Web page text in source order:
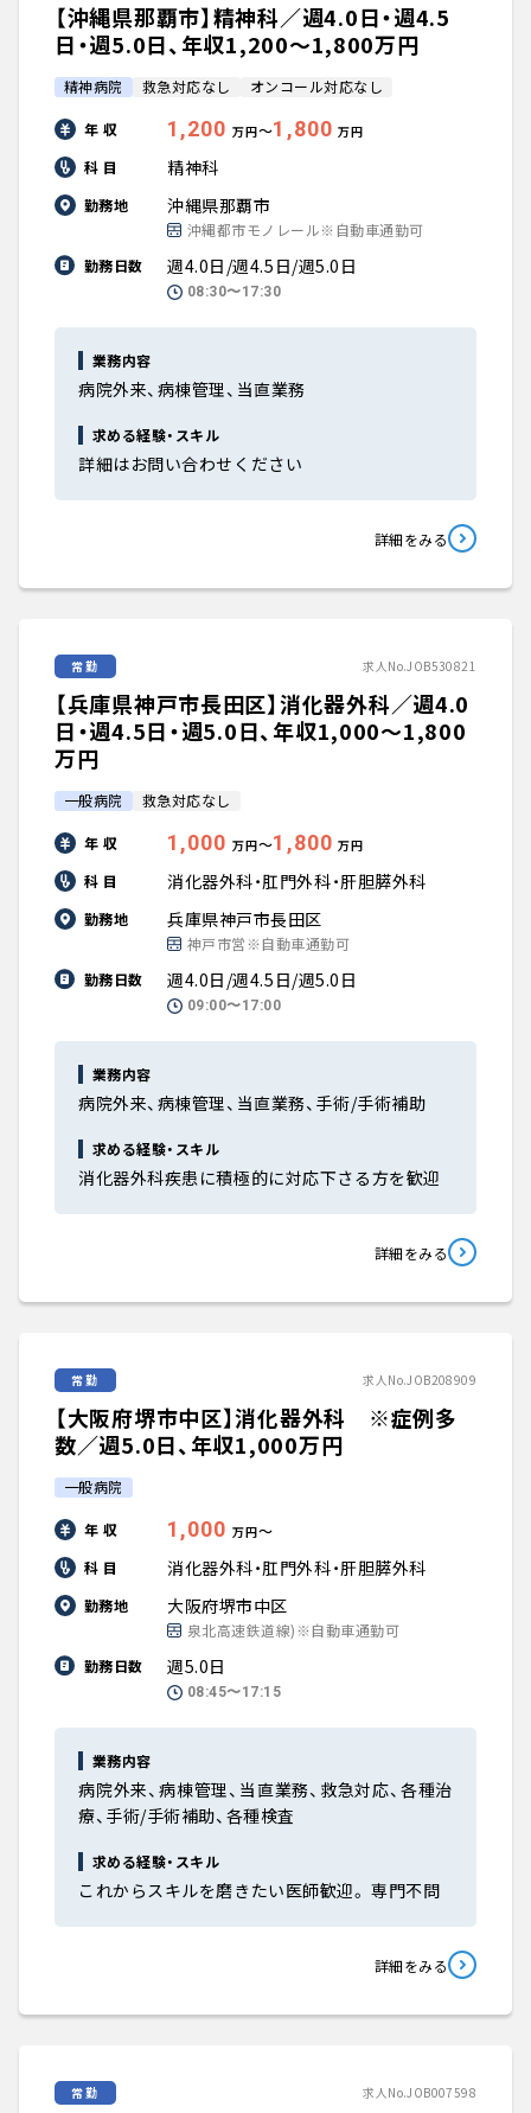
【沖縄県那覇市】精神科／週4.0日・週4.5
日・週5.0日、年収1,200〜1,800万円
精神病院 救急対応なし オンコール対応なし
年 収 1,200 万円〜1,800 万円
科 目 精神科
勤務地 沖縄県那覇市
沖縄都市モノレール※自動車通勤可
勤務日数
週4.0日/週4.5日/週5.0日
08:30〜17:30
業務内容
病院外来、病棟管理、当直業務
求める経験・スキル
詳細はお問い合わせください
詳細をみる
常勤 求人No.JOB530821
【兵庫県神戸市長田区】消化器外科／週4.0
日・週4.5日・週5.0日、年収1,000〜1,800
万円
一般病院 救急対応なし
年 収 1,000 万円〜1,800 万円
科 目 消化器外科・肛門外科・肝胆膵外科
勤務地 兵庫県神戸市長田区
神戸市営※自動車通勤可
勤務日数
週4.0日/週4.5日/週5.0日
09:00〜17:00
業務内容
病院外来、病棟管理、当直業務、手術/手術補助
求める経験・スキル
消化器外科疾患に積極的に対応下さる方を歓迎
詳細をみる
常勤 求人No.JOB208909
【大阪府堺市中区】消化器外科 ※症例多
数／週5.0日、年収1,000万円
一般病院
年 収 1,000 万円〜
科 目
消化器外科・肛門外科・肝胆膵外科
勤務地 大阪府堺市中区
泉北高速鉄道線)※自動車通勤可
勤務日数
週5.0日
08:45〜17:15
業務内容
病院外来、病棟管理、当直業務、救急対応、各種治
療、手術/手術補助、各種検査
求める経験・スキル
これからスキルを磨きたい医師歓迎。 専門不問
詳細をみる
常勤 求人No.JOB007598